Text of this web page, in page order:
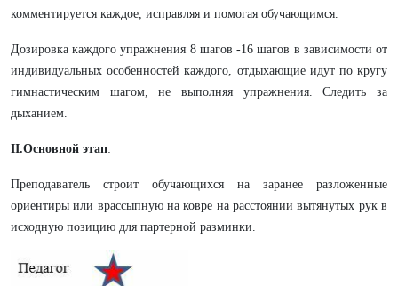
комментируется каждое, исправляя и помогая обучающимся.
Дозировка каждого упражнения 8 шагов -16 шагов в зависимости от
индивидуальных особенностей каждого, отдыхающие идут по кругу
гимнастическим шагом, не выполняя упражнения. Следить за
дыханием.
II.Основной этап:
Преподаватель строит обучающихся на заранее разложенные
ориентиры или врассыпную на ковре на расстоянии вытянутых рук в
исходную позицию для партерной разминки.